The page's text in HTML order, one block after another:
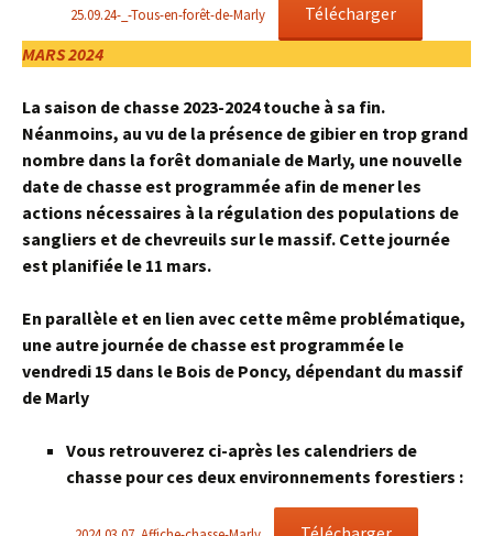
25.09.24-_-Tous-en-forêt-de-Marly
Télécharger
MARS 2024
La saison de chasse 2023-2024 touche à sa fin.
Néanmoins, au vu de la présence de gibier en trop grand
nombre dans la forêt domaniale de Marly, une nouvelle
date de chasse est programmée afin de mener les
actions nécessaires à la régulation des populations de
sangliers et de chevreuils sur le massif. Cette journée
est planifiée le 11 mars.
En parallèle et en lien avec cette même problématique,
une autre journée de chasse est programmée le
vendredi 15 dans le Bois de Poncy, dépendant du massif
de Marly
Vous retrouverez ci-après les calendriers de
chasse pour ces deux environnements forestiers :